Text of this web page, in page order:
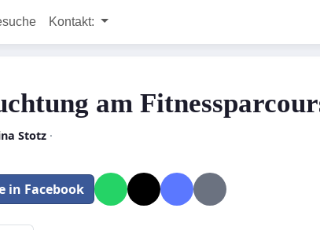
Kontakt:
am
Stotz·
in Facebook